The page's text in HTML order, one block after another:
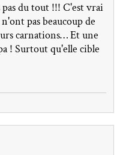
du tout !!! C'est vrai
pas beaucoup de
carnations… Et une
! Surtout qu'elle cible